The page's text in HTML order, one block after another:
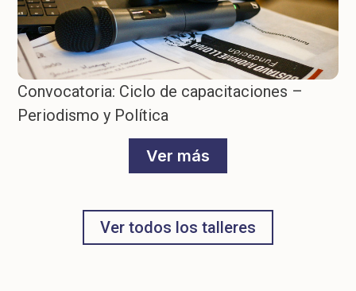
Convocatoria: Ciclo de capacitaciones –
Periodismo y Política
Ver más
Ver todos los talleres